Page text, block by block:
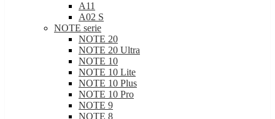
A11
A02 S
NOTE serie
NOTE 20
NOTE 20 Ultra
NOTE 10
NOTE 10 Lite
NOTE 10 Plus
NOTE 10 Pro
NOTE 9
NOTE 8